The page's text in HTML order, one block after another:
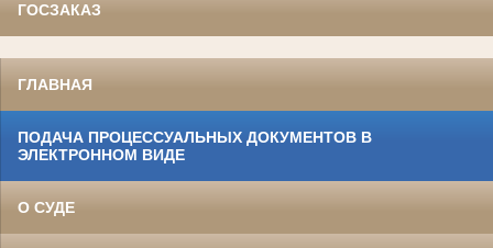
ГОСЗАКАЗ
ГЛАВНАЯ
ПОДАЧА ПРОЦЕССУАЛЬНЫХ ДОКУМЕНТОВ В
ЭЛЕКТРОННОМ ВИДЕ
О СУДЕ